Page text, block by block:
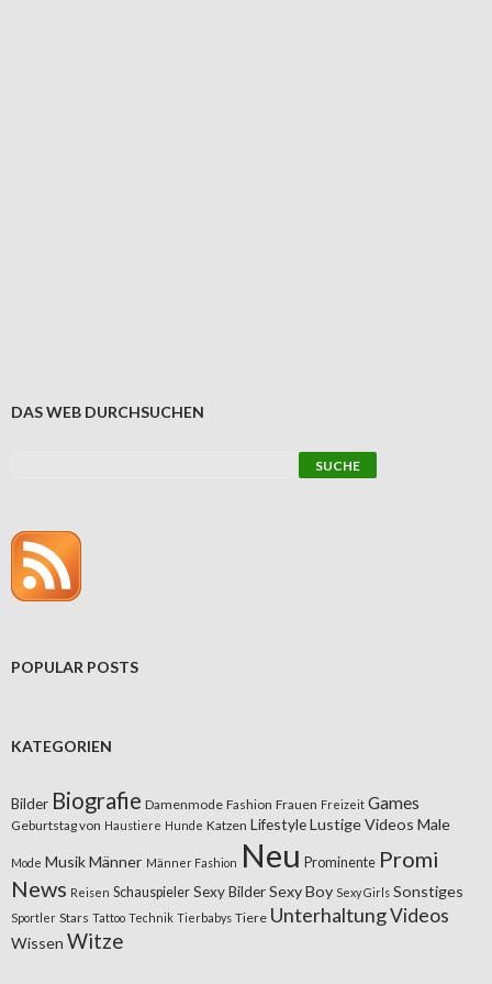
DAS WEB DURCHSUCHEN
POPULAR POSTS
KATEGORIEN
Bilder Biografie Damenmode Fashion Frauen Freizeit Games
Geburtstag von Haustiere Hunde Katzen LifestyleLustige Videos Male
Mode MusikMänner Männer Fashion Neu Prominente Promi
News Reisen Schauspieler Sexy BilderSexy Boy Sexy Girls Sonstiges
Sportler Stars Tattoo Technik Tierbabys Tiere UnterhaltungVideos
Wissen Witze